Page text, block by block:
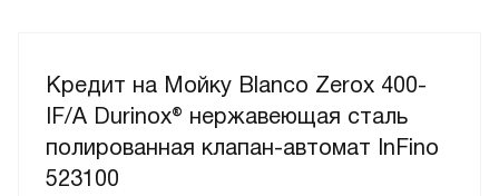
Кредит на Мойку Blanco Zerox 400-
IF/A Durinox® нержавеющая сталь
полированная клапан-автомат InFino
523100